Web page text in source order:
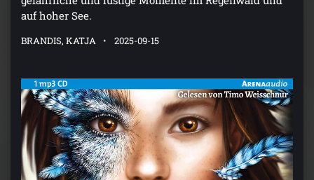
auf hoher See.
BRANDIS, KATJA 2025-09-15